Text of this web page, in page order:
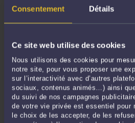
Consentement Détails
Ce site web utilise des cookies
Nous utilisons des cookies pour
notre site, pour vous proposer une
sur l’interactivité avec d’autres
sociaux, contenus animés…) ainsi
du suivi de nos campagnes
de votre vie privée est essentiel pour
le choix de les accepter, de les
LIBERTÉ D'EXPRESSION : UN SALARIÉ
INTERNE L'ORGANISATION D'UNE
RÉUNION AVEC LES DIRIGEANTS
ParPauline BARANDEle 04/05/2021
Un salarié d’un cabinet d’architecture a été
réunion tripartite entre lui et les deux